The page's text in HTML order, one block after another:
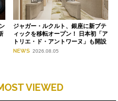
ジャガー・ルクルト、銀座に新ブテ
ィックを移転オープン！ 日本初「ア
トリエ・ド・アントワーヌ」も開設
NEWS 2026.08.05
VIEWED